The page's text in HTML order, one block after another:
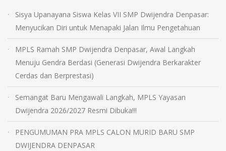
Sisya Upanayana Siswa Kelas VII SMP Dwijendra Denpasar:
Menyucikan Diri untuk Menapaki Jalan Ilmu Pengetahuan
MPLS Ramah SMP Dwijendra Denpasar, Awal Langkah
Menuju Gendra Berdasi (Generasi Dwijendra Berkarakter
Cerdas dan Berprestasi)
Semangat Baru Mengawali Langkah, MPLS Yayasan
Dwijendra 2026/2027 Resmi Dibuka!!!
PENGUMUMAN PRA MPLS CALON MURID BARU SMP
DWIJENDRA DENPASAR